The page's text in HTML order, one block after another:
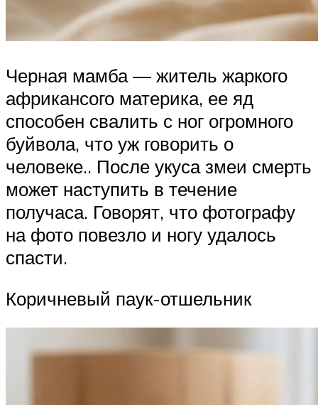
Черная мамба — житель жаркого
африкансого материка, ее яд
способен свалить с ног огромного
буйвола, что уж говорить о
человеке.. После укуса змеи смерть
может наступить в течение
получаса. Говорят, что фотографу
на фото повезло и ногу удалось
спасти.
Коричневый паук-отшельник